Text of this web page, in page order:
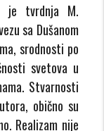
je tvrdnja M.
sa Dušanom
srodnosti po
svetova u
Stvarnosti
obično su
Realizam nije